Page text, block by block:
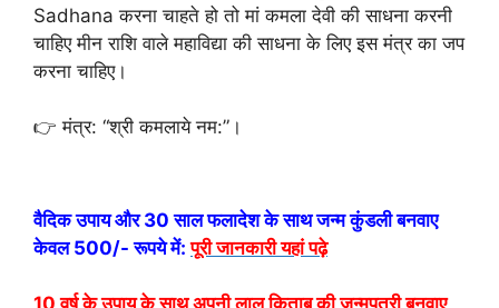
Sadhana करना चाहते हो तो मां कमला देवी की साधना करनी
चाहिए मीन राशि वाले महाविद्या की साधना के लिए इस मंत्र का जप
करना चाहिए।
👉 मंत्र: “श्री कमलाये नम:”।
वैदिक उपाय और 30 साल फलादेश के साथ जन्म कुंडली बनवाए
केवल 500/- रूपये में: पूरी जानकारी यहां पढ़े